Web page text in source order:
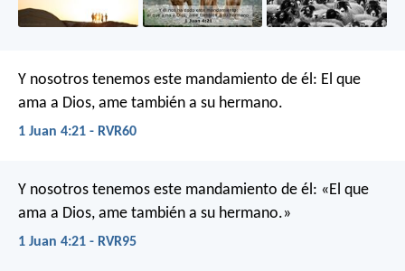
Y nosotros tenemos este mandamiento de él: El que
ama a Dios, ame también a su hermano.
1 Juan 4:21 - RVR60
Y nosotros tenemos este mandamiento de él: «El que
ama a Dios, ame también a su hermano.»
1 Juan 4:21 - RVR95